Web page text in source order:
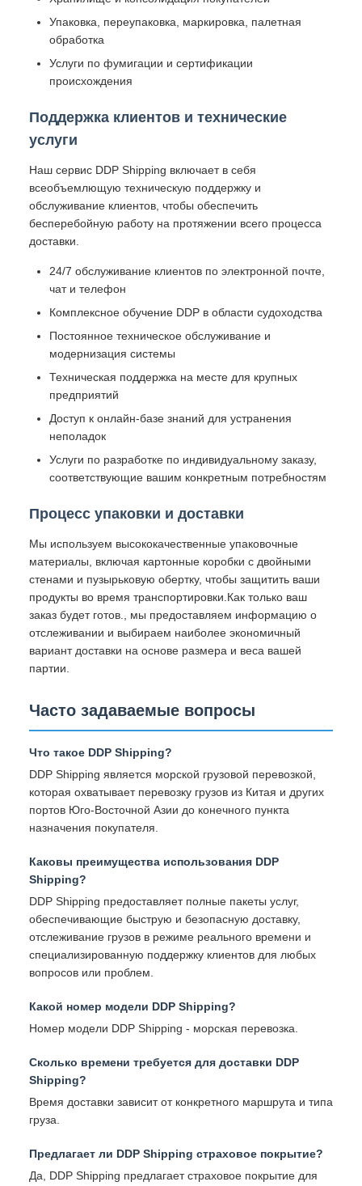
Упаковка, переупаковка, маркировка, палетная
обработка
Услуги по фумигации и сертификации
происхождения
Поддержка клиентов и технические
услуги
Наш сервис DDP Shipping включает в себя
всеобъемлющую техническую поддержку и
обслуживание клиентов, чтобы обеспечить
бесперебойную работу на протяжении всего процесса
доставки.
24/7 обслуживание клиентов по электронной почте,
чат и телефон
Комплексное обучение DDP в области судоходства
Постоянное техническое обслуживание и
модернизация системы
Техническая поддержка на месте для крупных
предприятий
Доступ к онлайн-базе знаний для устранения
неполадок
Услуги по разработке по индивидуальному заказу,
соответствующие вашим конкретным потребностям
Процесс упаковки и доставки
Мы используем высококачественные упаковочные
материалы, включая картонные коробки с двойными
стенами и пузырьковую обертку, чтобы защитить ваши
продукты во время транспортировки.Как только ваш
заказ будет готов., мы предоставляем информацию о
отслеживании и выбираем наиболее экономичный
вариант доставки на основе размера и веса вашей
партии.
Часто задаваемые вопросы
Что такое DDP Shipping?
DDP Shipping является морской грузовой перевозкой,
которая охватывает перевозку грузов из Китая и других
портов Юго-Восточной Азии до конечного пункта
назначения покупателя.
Каковы преимущества использования DDP
Shipping?
DDP Shipping предоставляет полные пакеты услуг,
обеспечивающие быструю и безопасную доставку,
отслеживание грузов в режиме реального времени и
специализированную поддержку клиентов для любых
вопросов или проблем.
Какой номер модели DDP Shipping?
Номер модели DDP Shipping - морская перевозка.
Сколько времени требуется для доставки DDP
Shipping?
Время доставки зависит от конкретного маршрута и типа
груза.
Предлагает ли DDP Shipping страховое покрытие?
Да, DDP Shipping предлагает страховое покрытие для